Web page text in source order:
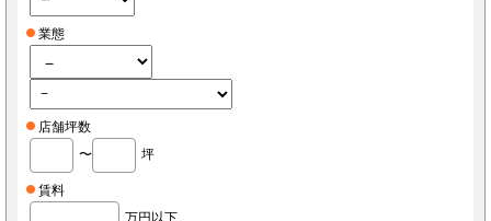
業態
店舗坪数
〜
坪
賃料
万円以下